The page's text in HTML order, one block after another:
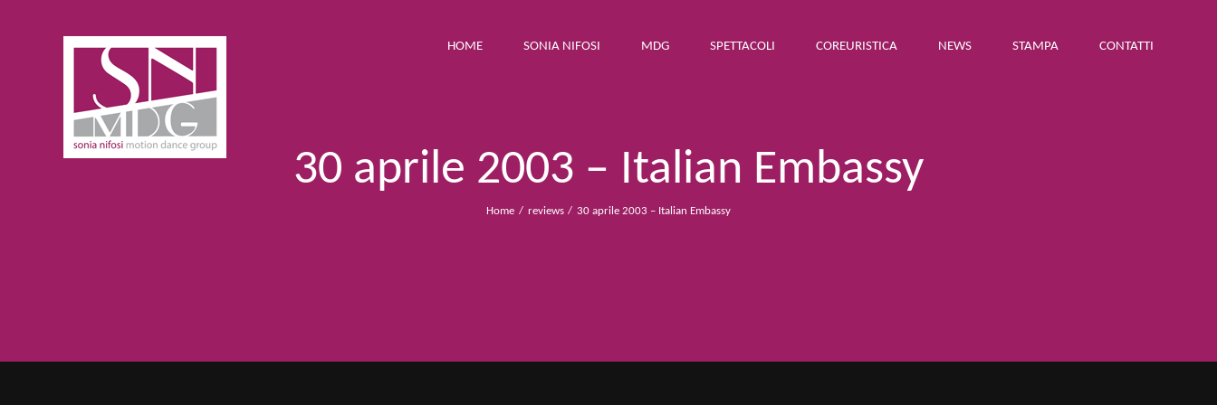
HOME SONIA NIFOSI MDG SPETTACOLI COREURISTICA NEWS STAMPA CONTATTI
30 aprile 2003 – Italian Embassy
Home reviews 30 aprile 2003 – Italian Embassy